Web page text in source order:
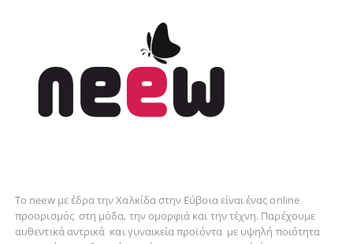
Το neew με έδρα την Xαλκίδα στην Εύβοια είναι ένας online
προορισμός στη μόδα, τηνομορφιά και τηντέχνη. Παρέχουμε
αυθεντικάαντρικά καιγυναικείαπροϊόντα με υψηλή ποιότητα